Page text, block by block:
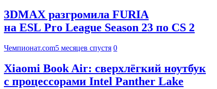
3DMAX разгромила FURIA
на ESL Pro League Season 23 по CS 2
Чемпионат.com5 месяцев спустя 0
Xiaomi Book Air: сверхлёгкий ноутбук
с процессорами Intel Panther Lake